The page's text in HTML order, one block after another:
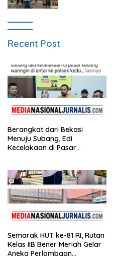
Recent Post
Berangkat dari Bekasi
Menuju Subang, Edi
Kecelakaan di Pasar
Nyawa Tidak
Semarak HUT ke-81 RI, Rutan
Kelas IIB Bener Meriah Gelar
Aneka Perlombaan